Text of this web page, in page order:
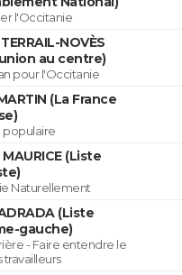
l'Occitanie
NOVÈS
au centre)
pour l'Occitanie
(La France
populaire
(Liste
Naturellement
(Liste
gauche)
- Faire entendre le